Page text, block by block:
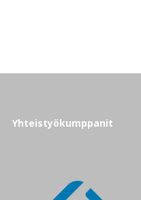
Yhteistyökumppanit